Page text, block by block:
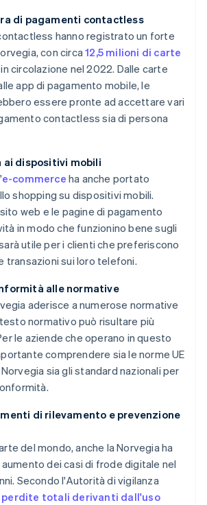
di pagamenti contactless
hanno registrato un forte
con circa12,5 milioni di carte
in circolazione nel 2022. Dalle carte
app di pagamento mobile, le
essere pronte ad accettare vari
contactless sia di persona
dispositivi mobili
e-commerce ha anche portato
shopping su dispositivi mobili.
web e le pagine di pagamento
in modo che funzionino bene sugli
utile per i clienti che preferiscono
transazioni sui loro telefoni.
alle normative
aderisce a numerose normative
normativo può risultare più
le aziende che operano in questo
comprendere sia le norme UE
sia gli standard nazionali per
di rilevamento e prevenzione
del mondo, anche la Norvegia ha
dei casi di frode digitale nel
Secondo l'Autorità di vigilanza
perdite totali derivanti dall'uso